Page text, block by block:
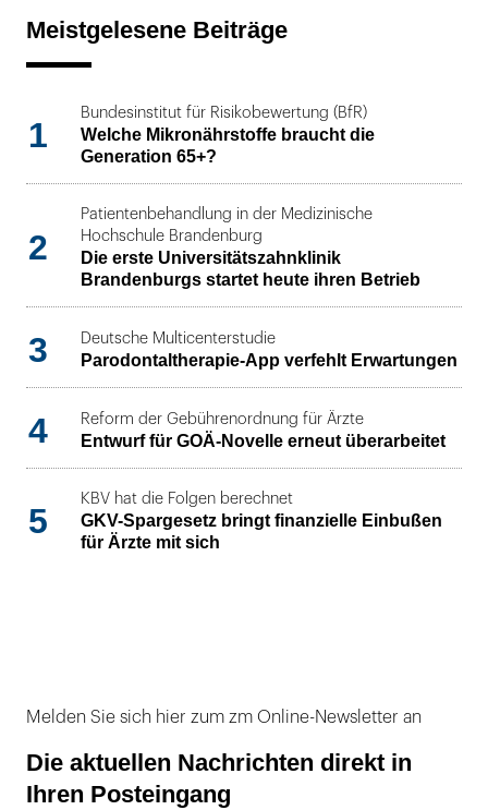
Meistgelesene Beiträge
1
Bundesinstitut für Risikobewertung (BfR)
Welche Mikronährstoffe braucht die
Generation 65+?
2
Patientenbehandlung in der Medizinische
Hochschule Brandenburg
Die erste Universitätszahnklinik
Brandenburgs startet heute ihren Betrieb
3 Deutsche Multicenterstudie
Parodontaltherapie-App verfehlt Erwartungen
4 Reform der Gebührenordnung für Ärzte
Entwurf für GOÄ-Novelle erneut überarbeitet
5
KBV hat die Folgen berechnet
GKV-Spargesetz bringt finanzielle Einbußen
für Ärzte mit sich
Melden Sie sich hier zum zm Online-Newsletter an
Die aktuellen Nachrichten direkt in
Ihren Posteingang